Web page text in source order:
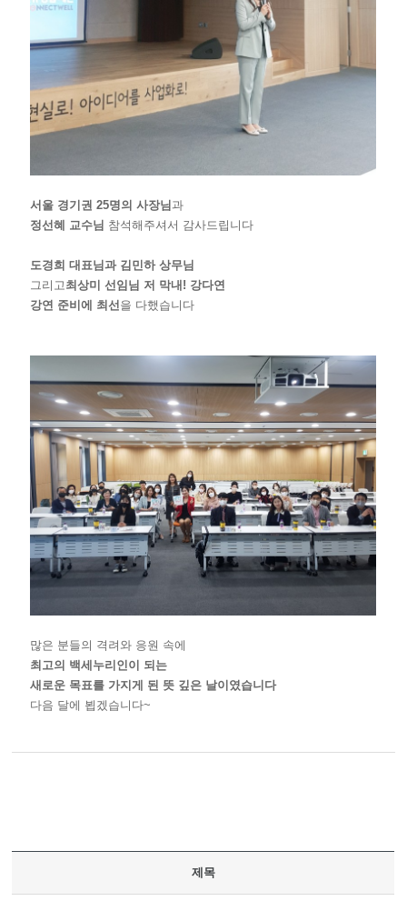
서울 경기권 25명의 사장님과
정선혜 교수님 참석해주셔서 감사드립니다
도경희 대표님과 김민하 상무님
그리고최상미 선임님 저 막내! 강다연
강연 준비에 최선을 다했습니다
많은 분들의 격려와 응원 속에
최고의 백세누리인이 되는
새로운 목표를 가지게 된 뜻 깊은 날이였습니다
다음 달에 뵙겠습니다~
제목